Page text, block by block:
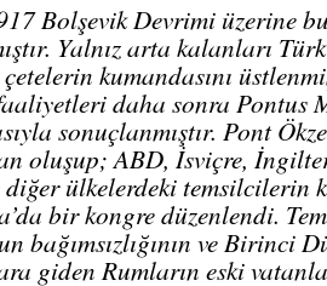
Bolşevik Devrimi üzerine
Yalnız arta kalanları
kumandasını
daha sonra Pontus
sonuçlanmıştır. Pont
oluşup; ABD, İsviçre,
diğer ülkelerdeki temsilcilerin
bir kongre düzenlendi.
bağımsızlığının ve Birinci
giden Rumların eski